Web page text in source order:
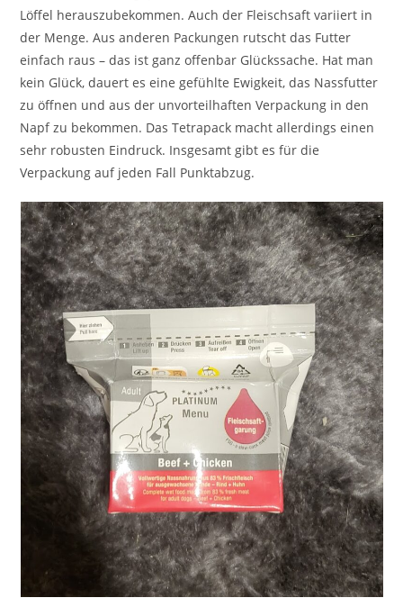
Löffel herauszubekommen. Auch der Fleischsaft variiert in
der Menge. Aus anderen Packungen rutscht das Futter
einfach raus – das ist ganz offenbar Glückssache. Hat man
kein Glück, dauert es eine gefühlte Ewigkeit, das Nassfutter
zu öffnen und aus der unvorteilhaften Verpackung in den
Napf zu bekommen. Das Tetrapack macht allerdings einen
sehr robusten Eindruck. Insgesamt gibt es für die
Verpackung auf jeden Fall Punktabzug.